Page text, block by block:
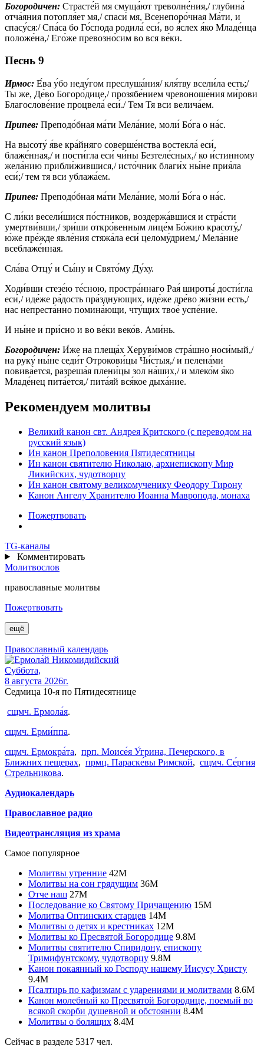
Богородичен: Страсте́й мя смуща́ют треволне́ния,/ глубина́
отча́яния потопля́ет мя,/ спаси́ мя, Всенепоро́чная Ма́ти, и
спасу́ся:/ Спа́са бо Го́спода родила́ еси́, во я́слех я́ко Младе́нца
положе́на,/ Его́же превозно́сим во вся ве́ки.
Песнь 9
Ирмос: Е́ва у́бо неду́гом преслуша́ния/ кля́тву всели́ла есть;/
Ты же, Де́во Богоро́дице,/ прозябе́нием чревоноше́ния ми́рови
Благослове́ние процвела́ еси́./ Тем Тя вси велича́ем.
Припев: Преподо́бная ма́ти Мела́ние, моли́ Бо́га о на́с.
На высоту́ я́ве кра́йняго соверше́нства востекла́ еси́,
блаже́нная,/ и пости́гла еси́ чи́ны Безтеле́сных,/ ко и́стинному
жела́нию прибли́жившися,/ исто́чник благи́х ны́не прия́ла
еси́;/ тем тя вси ублажа́ем.
Припев: Преподо́бная ма́ти Мела́ние, моли́ Бо́га о на́с.
С ли́ки весели́шися по́стников, воздержа́вшися и стра́сти
умертви́вши,/ зри́ши откро́венным лице́м Бо́жию красоту́,/
ю́же пре́жде явле́ния стяжа́ла еси́ целому́дрием,/ Мела́ние
всеблаже́нная.
Сла́ва Отцу́ и Сы́ну и Свято́му Ду́ху.
Ходи́вши стезе́ю те́сною, простра́ннаго Рая́ широты́ дости́гла
еси́,/ иде́же ра́дость пра́зднующих, иде́же дре́во жи́зни есть,/
нас непреста́нно помина́ющи, чту́щих твое́ успе́ние.
И ны́не и при́сно и во ве́ки веко́в. Ами́нь.
Богородичен: И́же на плеща́х Херуви́мов стра́шно носи́мый,/
на руку́ ны́не седи́т Отрокови́цы Чи́стыя,/ и пелена́ми
повива́ется, разреша́я плени́цы зол на́ших,/ и млеко́м я́ко
Младе́нец пита́ется,/ пита́яй вся́кое дыха́ние.
Рекомендуем молитвы
Великий канон свт. Андрея Критского (с переводом на
русский язык)
Ин канон Преполовения Пятидесятницы
Ин канон святителю Николаю, архиепископу Мир
Ликийских, чудотворцу
Ин канон святому великомученику Феодору Тирону
Канон Ангелу Хранителю Иоанна Мавропода, монаха
Пожертвовать
TG-каналы
Комментировать
Молитвослов
православные молитвы
Пожертвовать
ещё
Православный календарь
Суббота,
8 августа 2026г.
Седмица 10-я по Пятидесятнице
сщмч. Ермола́я.
сщмч. Ерми́ппа.
сщмч. Ермокра́та, прп. Моисе́я У́грина, Печерского, в
Ближних пещерах, прмц. Параске́вы Римской, сщмч. Се́ргия
Стрельникова.
Аудиокалендарь
Православное радио
Видеотрансляция из храма
Самое популярное
Молитвы утренние 42M
Молитвы на сон грядущим 36M
Отче наш 27M
Последование ко Святому Причащению 15M
Молитва Оптинских старцев 14M
Молитвы о детях и крестниках 12M
Молитвы ко Пресвятой Богородице 9.8M
Молитвы святителю Спиридону, епископу
Тримифунтскому, чудотворцу 9.8M
Канон покаянный ко Господу нашему Иисусу Христу
9.4M
Псалтирь по кафизмам с ударениями и молитвами 8.6M
Канон молебный ко Пресвятой Богородице, поемый во
всякой скорби душевной и обстоянии 8.4M
Молитвы о болящих 8.4M
Сейчас в разделе 5317 чел.